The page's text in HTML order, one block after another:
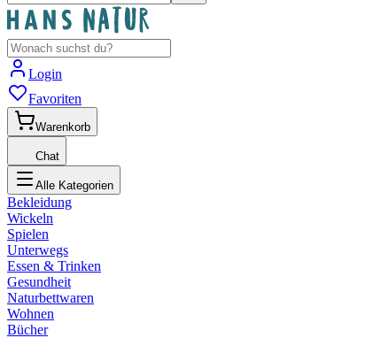
Login
Favoriten
Warenkorb
Chat
Alle Kategorien
Bekleidung
Wickeln
Spielen
Unterwegs
Essen & Trinken
Gesundheit
Naturbettwaren
Wohnen
Bücher